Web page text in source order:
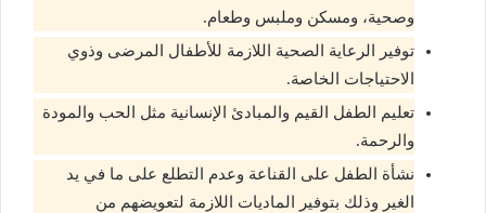
وصحية، ومسكن وملبس وطعام.
توفير الرعاية الصحية اللازمة للأطفال المرضى وذوي
الاحتياجات الخاصة.
تعليم الطفل القيم والمبادئ الإنسانية مثل الحب والمودة
والرحمة.
نشأة الطفل على القناعة وعدم التطلع على ما في يد
الغير وذلك بتوفير الماديات اللازمة لتعويضهم من